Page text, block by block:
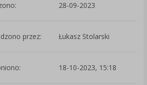
28-09-2023
przez: Łukasz Stolarski
18-10-2023, 15:18